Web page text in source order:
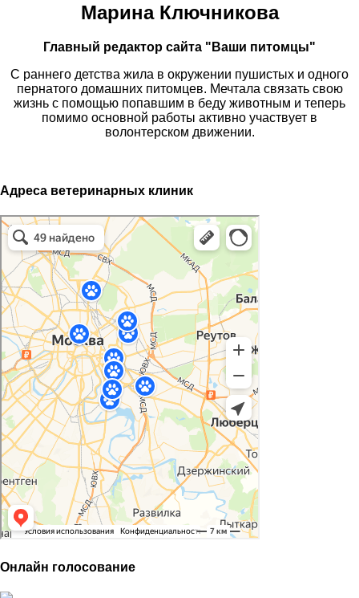
Марина Ключникова
Главный редактор сайта "Ваши питомцы"
С раннего детства жила в окружении пушистых и одного
пернатого домашних питомцев. Мечтала связать свою
жизнь с помощью попавшим в беду животным и теперь
помимо основной работы активно участвует в
волонтерском движении.
Адреса ветеринарных клиник
Онлайн голосование